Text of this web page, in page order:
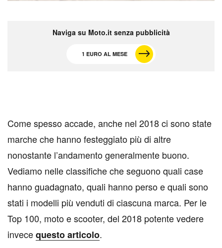
Naviga su Moto.it senza pubblicità
1 EURO AL MESE
Come spesso accade, anche nel 2018 ci sono state
marche che hanno festeggiato più di altre
nonostante l’andamento generalmente buono.
Vediamo nelle classifiche che seguono quali case
hanno guadagnato, quali hanno perso e quali sono
stati i modelli più venduti di ciascuna marca. Per le
Top 100, moto e scooter, del 2018 potente vedere
invecequesto articolo.